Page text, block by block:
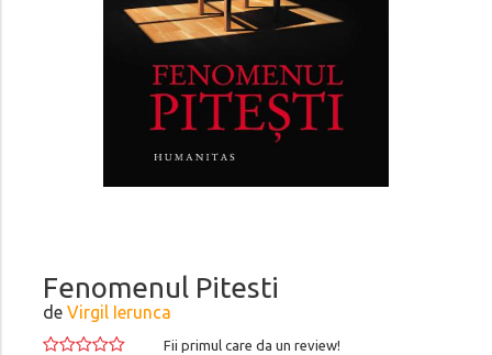
Fenomenul Pitesti
de Virgil Ierunca
Fii primul care da un review!